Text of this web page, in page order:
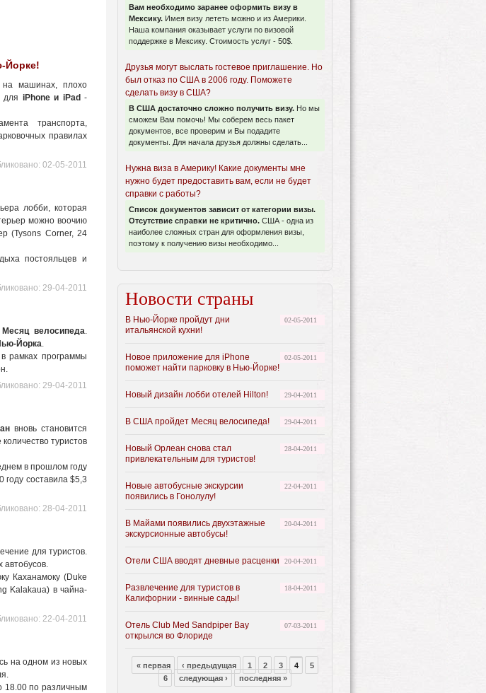
Йорке!
машинах, плохо
для iPhone и iPad -
транспорта,
правилах
02-05-2011
лобби, которая
можно воочию
(Tysons Corner, 24
постояльцев и
29-04-2011
Месяц велосипеда.
Йорка.
рамках программы
29-04-2011
вновь становится
туристов
в прошлом году
составила $5,3
28-04-2011
для туристов.
автобусов.
Каханамоку (Duke
Kalakaua) в чайна-
22-04-2011
на одном из новых
18.00 по различным
Вам необходимо заранее оформить визу в
Мексику. Имея визу лететь можно и из Америки.
Наша компания оказывает услуги по визовой
поддержке в Мексику. Стоимость услуг - 50$.
Друзья могут выслать гостевое приглашение. Но
был отказ по США в 2006 году. Поможете
сделать визу в США?
В США достаточно сложно получить визу. Но мы
сможем Вам помочь! Мы соберем весь пакет
документов, все проверим и Вы подадите
документы. Для начала друзья должны сделать...
Нужна виза в Америку! Какие документы мне
нужно будет предоставить вам, если не будет
справки с работы?
Список документов зависит от категории визы.
Отсутствие справки не критично. США - одна из
наиболее сложных стран для оформления визы,
поэтому к получению визы необходимо...
Новости страны
02-05-2011
В Нью-Йорке пройдут дни
итальянской кухни!
02-05-2011
Новое приложение для iPhone
поможет найти парковку в Нью-Йорке!
29-04-2011
Новый дизайн лобби отелей Hilton!
29-04-2011
В США пройдет Месяц велосипеда!
28-04-2011
Новый Орлеан снова стал
привлекательным для туристов!
22-04-2011
Новые автобусные экскурсии
появились в Гонолулу!
20-04-2011
В Майами появились двухэтажные
экскурсионные автобусы!
20-04-2011
Отели США вводят дневные расценки
18-04-2011
Развлечение для туристов в
Калифорнии - винные сады!
07-03-2011
Отель Club Med Sandpiper Bay
открылся во Флориде
« первая ‹ предыдущая 1 2 3 4
5
6
следующая › последняя »